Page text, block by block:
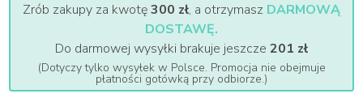
Zrób zakupy za kwotę300 zł, a otrzymasz DARMOWĄ
DOSTAWĘ.
Do darmowej wysyłki brakuje jeszcze 201 zł
(Dotyczy tylko wysyłek w Polsce. Promocja nie obejmuje
płatności gotówką przy odbiorze.)